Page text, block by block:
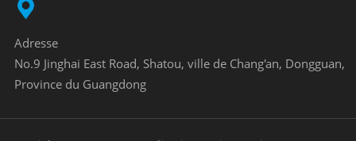
Adresse
No.9 Jinghai East Road, Shatou, ville de Chang'an, Dongguan,
Province du Guangdong